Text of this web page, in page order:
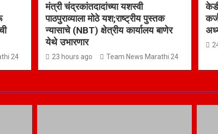
24
मंत्री चंद्रकांतदादांच्या यशस्वी
पाठपुराव्याला मोठे यश;राष्ट्रीय पुस्तक
न्यासाचे (NBT) क्षेत्रीय कार्यालय बाणेर
येथे उभारणार
23 hours ago Team News Marathi 24